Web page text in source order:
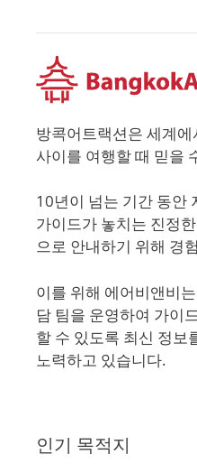
방콕어트랙션은 세계
사이를 여행할 때 믿을
10년이 넘는 기간 동안
가이드가 놓치는 진정
으로 안내하기 위해 경
이를 위해 에어비앤비
담 팀을 운영하여 가이
할 수 있도록 최신 정보
노력하고 있습니다.
인기 목적지